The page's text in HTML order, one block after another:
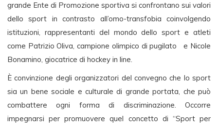
grande Ente di Promozione sportiva si confrontano sui valori
dello sport in contrasto all’omo-transfobia coinvolgendo
istituzioni, rappresentanti del mondo dello sport e atleti
come Patrizio Oliva, campione olimpico di pugilato e Nicole
Bonamino, giocatrice di hockey in line.
È convinzione degli organizzatori del convegno che lo sport
sia un bene sociale e culturale di grande portata, che può
combattere ogni forma di discriminazione. Occorre
impegnarsi per promuovere quel concetto di “Sport per